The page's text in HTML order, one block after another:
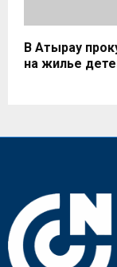
В Атырау
на жилье